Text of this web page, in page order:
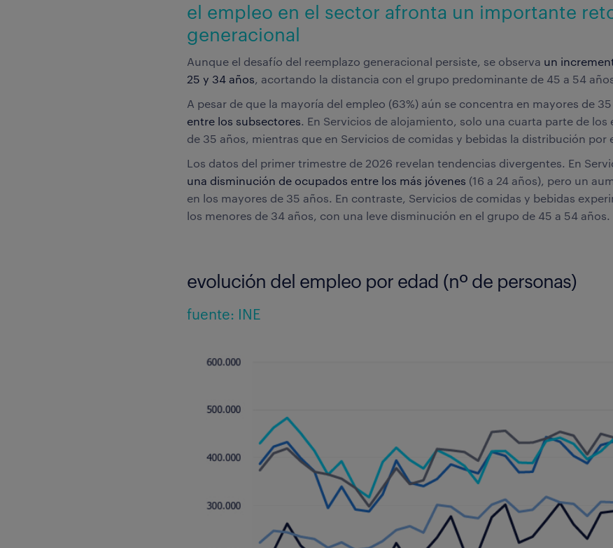
el empleo en el sector afronta un importante
generacional
Aunque el desafío del reemplazo generacional persiste, se observa un
25 y 34 años, acortando la distancia con el grupo predominante de 45 a 54
A pesar de que la mayoría del empleo (63%) aún se concentra en mayores de
entre los subsectores. En Servicios de alojamiento, solo una cuarta parte de los
de 35 años, mientras que en Servicios de comidas y bebidas la distribución por
Los datos del primer trimestre de 2026 revelan tendencias divergentes. En
una disminución de ocupados entre los más jóvenes (16 a 24 años), pero un
en los mayores de 35 años. En contraste, Servicios de comidas y bebidas
los menores de 34 años, con una leve disminución en el grupo de 45 a 54 años.
evolución del empleo por edad (nº de personas)
fuente: INE